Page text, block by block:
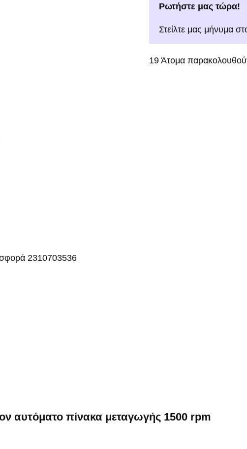
Ρωτήστε μας τώρα!
Στείλτε μας μήνυμα
19 Άτομα
2310703536
αυτόματο πίνακα μεταγωγής 1500 rpm